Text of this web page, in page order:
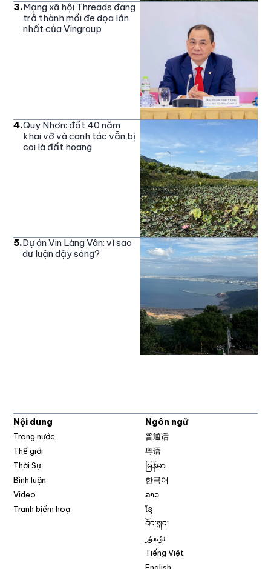
3.Mạng xã hội Threads đang
trở thành mối đe dọa lớn
nhất của Vingroup
4.Quy Nhơn: đất 40 năm
khai vỡ và canh tác vẫn bị
coi là đất hoang
5.Dự án Vin Làng Vân: vì sao
dư luận dậy sóng?
Nội dung
Trong nước
Thế giới
Thời Sự
Bình luận
Video
Tranh biếm hoạ
Ngôn ngữ
普通话
粤语
မြန်မာ
한국어
ລາວ
ខ្មែ
བོད་སྐད།
ئۇيغۇر
Tiếng Việt